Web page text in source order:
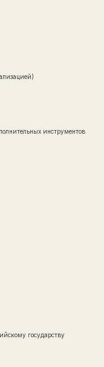
инструментов
государству